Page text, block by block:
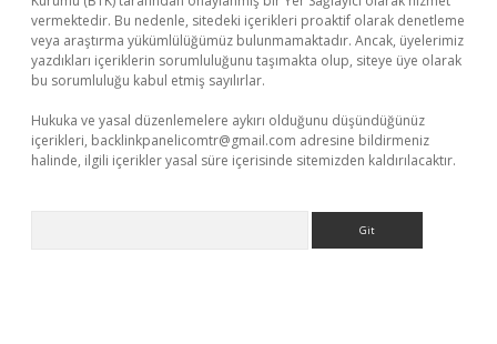
vermektedir. Bu nedenle, sitedeki içerikleri proaktif olarak denetleme
veya araştırma yükümlülüğümüz bulunmamaktadır. Ancak, üyelerimiz
yazdıkları içeriklerin sorumluluğunu taşımakta olup, siteye üye olarak
bu sorumluluğu kabul etmiş sayılırlar.
Hukuka ve yasal düzenlemelere aykırı olduğunu düşündüğünüz
içerikleri, backlinkpanelicomtr@gmail.com adresine bildirmeniz
halinde, ilgili içerikler yasal süre içerisinde sitemizden kaldırılacaktır.